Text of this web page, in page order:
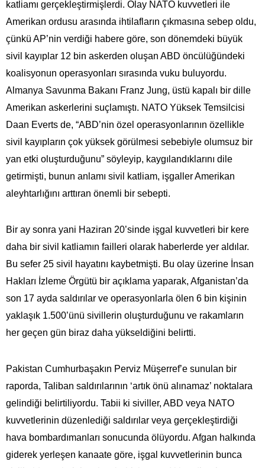
katliamı gerçekleştirmişlerdi. Olay NATO kuvvetleri ile
Amerikan ordusu arasında ihtilafların çıkmasına sebep oldu,
çünkü AP’nin verdiği habere göre, son dönemdeki büyük
sivil kayıplar 12 bin askerden oluşan ABD öncülüğündeki
koalisyonun operasyonları sırasında vuku buluyordu.
Almanya Savunma Bakanı Franz Jung, üstü kapalı bir dille
Amerikan askerlerini suçlamıştı. NATO Yüksek Temsilcisi
Daan Everts de, “ABD’nin özel operasyonlarının özellikle
sivil kayıpların çok yüksek görülmesi sebebiyle olumsuz bir
yan etki oluşturduğunu” söyleyip, kaygılandıklarını dile
getirmişti, bunun anlamı sivil katliam, işgaller Amerikan
aleyhtarlığını arttıran önemli bir sebepti.
Bir ay sonra yani Haziran 20’sinde işgal kuvvetleri bir kere
daha bir sivil katliamın failleri olarak haberlerde yer aldılar.
Bu sefer 25 sivil hayatını kaybetmişti. Bu olay üzerine İnsan
Hakları İzleme Örgütü bir açıklama yaparak, Afganistan’da
son 17 ayda saldırılar ve operasyonlarla ölen 6 bin kişinin
yaklaşık 1.500’ünü sivillerin oluşturduğunu ve rakamların
her geçen gün biraz daha yükseldiğini belirtti.
Pakistan Cumhurbaşakın Perviz Müşerref’e sunulan bir
raporda, Taliban saldırılarının ‘artık önü alınamaz’ noktalara
gelindiği belirtiliyordu. Tabii ki siviller, ABD veya NATO
kuvvetlerinin düzenlediği saldırılar veya gerçekleştirdiği
hava bombardımanları sonucunda ölüyordu. Afgan halkında
giderek yerleşen kanaate göre, işgal kuvvetlerinin bunca